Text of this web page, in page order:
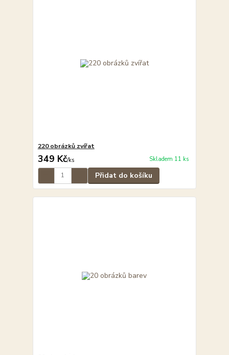
220 obrázků zvířat
349 Kč/ks Skladem 11 ks
Přidat do košíku